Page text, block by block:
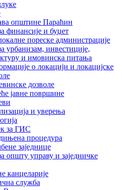
општине Параћин
финансије и буџет
пореске администрације
урбанизам, инвестиције,
и имовинска питања
о локацији и локацијске
дозволе
јавне површине
и уверења
за ГИС
процедура
заједнице
општу управу и заједничке
канцеларије
служба